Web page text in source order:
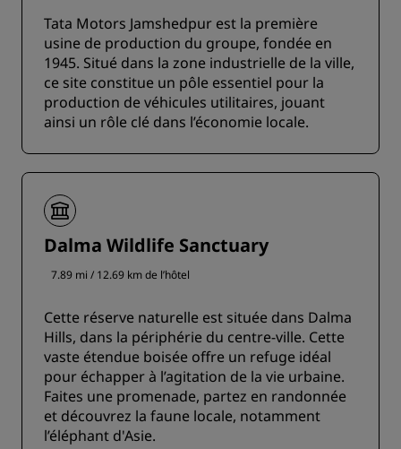
Tata Motors Jamshedpur est la première
usine de production du groupe, fondée en
1945. Situé dans la zone industrielle de la ville,
ce site constitue un pôle essentiel pour la
production de véhicules utilitaires, jouant
ainsi un rôle clé dans l’économie locale.
Dalma Wildlife Sanctuary
7.89 mi / 12.69 km de l’hôtel
Cette réserve naturelle est située dans Dalma
Hills, dans la périphérie du centre-ville. Cette
vaste étendue boisée offre un refuge idéal
pour échapper à l’agitation de la vie urbaine.
Faites une promenade, partez en randonnée
et découvrez la faune locale, notamment
l’éléphant d'Asie.